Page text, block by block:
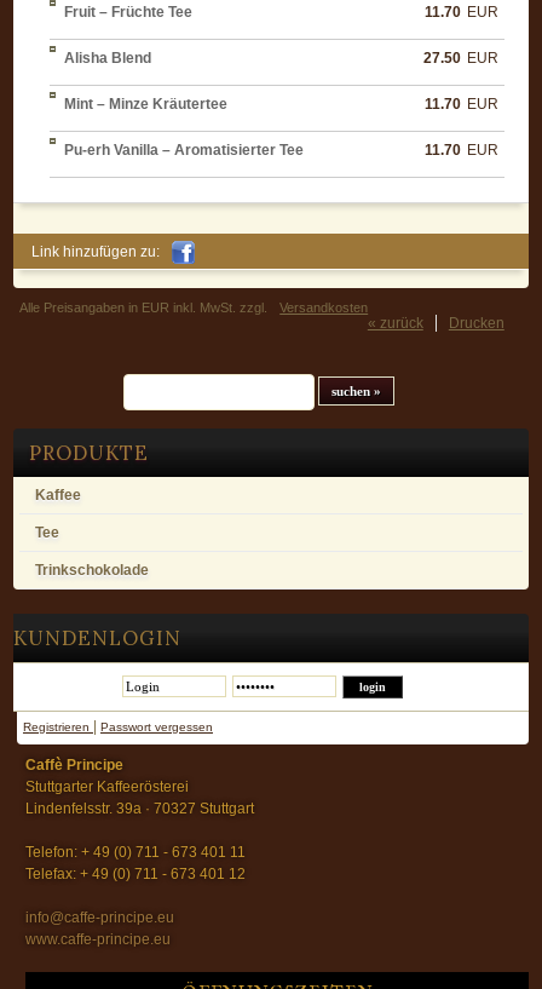
PRODUKTE
Kaffee
Tee
Trinkschokolade
KUNDENLOGIN
Registrieren Passwort vergessen
Caffè Principe
Stuttgarter Kaffeerösterei
Lindenfelsstr. 39a · 70327 Stuttgart
Telefon: + 49 (0) 711 - 673 401 11
Telefax: + 49 (0) 711 - 673 401 12
info@caffe-principe.eu
www.caffe-principe.eu
Fruit – Früchte Tee 11.70 EUR
Alisha Blend 27.50 EUR
Mint – Minze Kräutertee 11.70 EUR
Pu-erh Vanilla – Aromatisierter Tee 11.70 EUR
Link hinzufügen zu:
Alle Preisangaben in EUR inkl. MwSt. zzgl. Versandkosten
Drucken
« zurück